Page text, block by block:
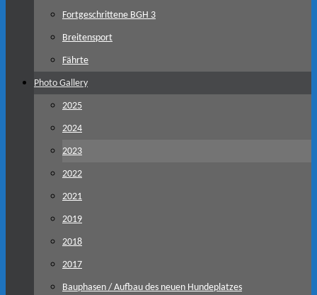
Fortgeschrittene BGH 3
Breitensport
Fährte
Photo Gallery
2025
2024
2023
2022
2021
2019
2018
2017
Bauphasen / Aufbau des neuen Hundeplatzes